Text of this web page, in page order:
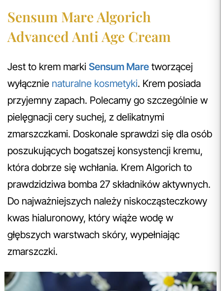
Sensum Mare Algorich
Advanced Anti Age Cream
Jest to krem marki Sensum Mare tworzącej
wyłącznie naturalne kosmetyki. Krem posiada
przyjemny zapach. Polecamy go szczególnie w
pielęgnacji cery suchej, z delikatnymi
zmarszczkami. Doskonale sprawdzi się dla osób
poszukujących bogatszej konsystencji kremu,
która dobrze się wchłania. Krem Algorich to
prawdzidziwa bomba 27 składników aktywnych.
Do najważniejszych należy niskocząsteczkowy
kwas hialuronowy, który wiąże wodę w
głębszych warstwach skóry, wypełniając
zmarszczki.